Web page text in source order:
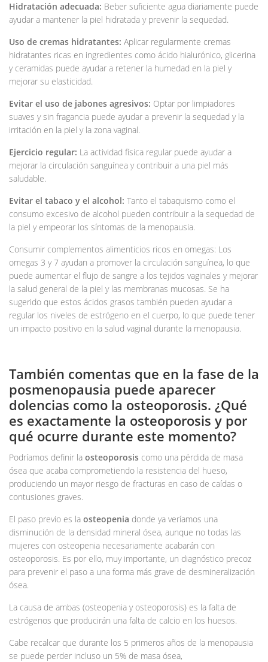
Hidratación adecuada: Beber suficiente agua diariamente puede
ayudar a mantener la piel hidratada y prevenir la sequedad.
Uso de cremas hidratantes: Aplicar regularmente cremas
hidratantes ricas en ingredientes como ácido hialurónico, glicerina
y ceramidas puede ayudar a retener la humedad en la piel y
mejorar su elasticidad.
Evitar el uso de jabones agresivos: Optar por limpiadores
suaves y sin fragancia puede ayudar a prevenir la sequedad y la
irritación en la piel y la zona vaginal.
Ejercicio regular: La actividad física regular puede ayudar a
mejorar la circulación sanguínea y contribuir a una piel más
saludable.
Evitar el tabaco y el alcohol: Tanto el tabaquismo como el
consumo excesivo de alcohol pueden contribuir a la sequedad de
la piel y empeorar los síntomas de la menopausia.
Consumir complementos alimenticios ricos en omegas: Los
omegas 3 y 7 ayudan a promover la circulación sanguínea, lo que
puede aumentar el flujo de sangre a los tejidos vaginales y mejorar
la salud general de la piel y las membranas mucosas. Se ha
sugerido que estos ácidos grasos también pueden ayudar a
regular los niveles de estrógeno en el cuerpo, lo que puede tener
un impacto positivo en la salud vaginal durante la menopausia.
También comentas que en la fase de la
posmenopausia puede aparecer
dolencias como la osteoporosis. ¿Qué
es exactamente la osteoporosis y por
qué ocurre durante este momento?
Podríamos definir la osteoporosis como una pérdida de masa
ósea que acaba comprometiendo la resistencia del hueso,
produciendo un mayor riesgo de fracturas en caso de caídas o
contusiones graves.
El paso previo es la osteopenia donde ya veríamos una
disminución de la densidad mineral ósea, aunque no todas las
mujeres con osteopenia necesariamente acabarán con
osteoporosis. Es por ello, muy importante, un diagnóstico precoz
para prevenir el paso a una forma más grave de desmineralización
ósea.
La causa de ambas (osteopenia y osteoporosis) es la falta de
estrógenos que producirán una falta de calcio en los huesos.
Cabe recalcar que durante los 5 primeros años de la menopausia
se puede perder incluso un 5% de masa ósea,